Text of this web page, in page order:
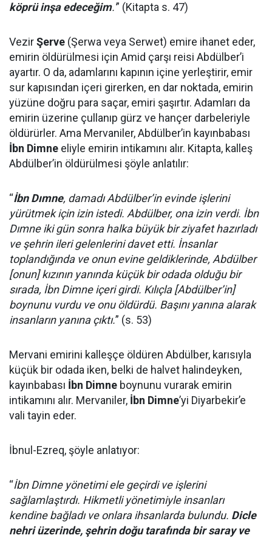
köprü inşa edeceğim.'” (Kitapta s. 47)
VezirŞerve (Şerwa veya Serwet) emire ihanet eder,
emirin öldürülmesi için Amid çarşı reisi Abdülber’i
ayartır. O da, adamlarını kapının içine yerleştirir, emir
sur kapısından içeri girerken, en dar noktada, emirin
yüzüne doğru para saçar, emiri şaşırtır. Adamları da
emirin üzerine çullanıp gürz ve hançer darbeleriyle
öldürürler. Ama Mervaniler, Abdülber’in kayınbabası
İbn Dimne eliyle emirin intikamını alır. Kitapta, kalleş
Abdülber’in öldürülmesi şöyle anlatılır:
“İbn Dımne, damadı Abdülber’in evinde işlerini
yürütmek için izin istedi. Abdülber, ona izin verdi. İbn
Dımne iki gün sonra halka büyük bir ziyafet hazırladı
ve şehrin ileri gelenlerini davet etti. İnsanlar
toplandığında ve onun evine geldiklerinde, Abdülber
[onun] kızının yanında küçük bir odada olduğu bir
sırada, İbn Dimne içeri girdi. Kılıçla [Abdülber’in]
boynunu vurdu ve onu öldürdü. Başını yanına alarak
insanların yanına çıktı.” (s. 53)
Mervani emirini kalleşçe öldüren Abdülber, karısıyla
küçük bir odada iken, belki de halvet halindeyken,
kayınbabası İbn Dimne boynunu vurarak emirin
intikamını alır. Mervaniler, İbn Dimne’yi Diyarbekir’e
vali tayin eder.
İbnul-Ezreq, şöyle anlatıyor:
“İbn Dimne yönetimi ele geçirdi ve işlerini
sağlamlaştırdı. Hikmetli yönetimiyle insanları
kendine bağladı ve onlara ihsanlarda bulundu. Dicle
nehri üzerinde, şehrin doğu tarafında bir saray ve